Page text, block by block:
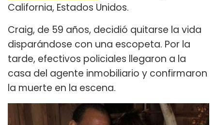
California, Estados Unidos.
Craig, de 59 años, decidió quitarse la vida
disparándose con una escopeta. Por la
tarde, efectivos policiales llegaron a la
casa del agente inmobiliario y confirmaron
la muerte en la escena.